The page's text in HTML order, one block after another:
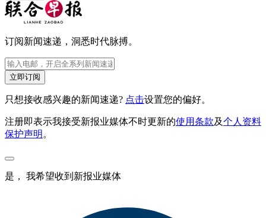
订阅新闻速递，洞悉时代脉搏。
立即订阅
只想接收感兴趣的新闻速递? 点击设置您的偏好。
注册即表示我接受新报业媒体不时更新的使用条款及个人资料
保护声明 。
是， 我希望收到新报业媒体